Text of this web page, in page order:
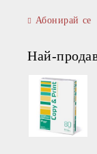
Абонирай се
Най-